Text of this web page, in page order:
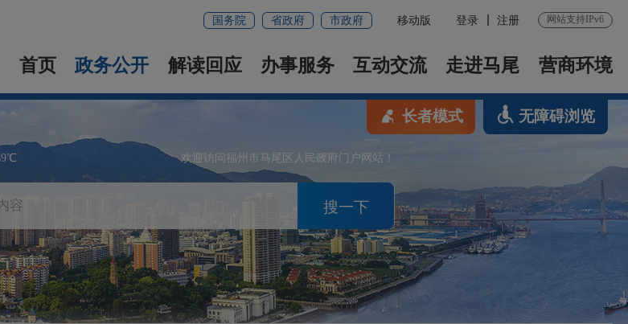
国务院 省政府 市政府 移动版 登录 注册 网站支持IPv6
首页 政务公开 解读回应 办事服务 互动交流 走进马尾 营商环境
欢迎访问福州市马尾区人民政府门户网站！
搜一下
长者模式 无障碍浏览